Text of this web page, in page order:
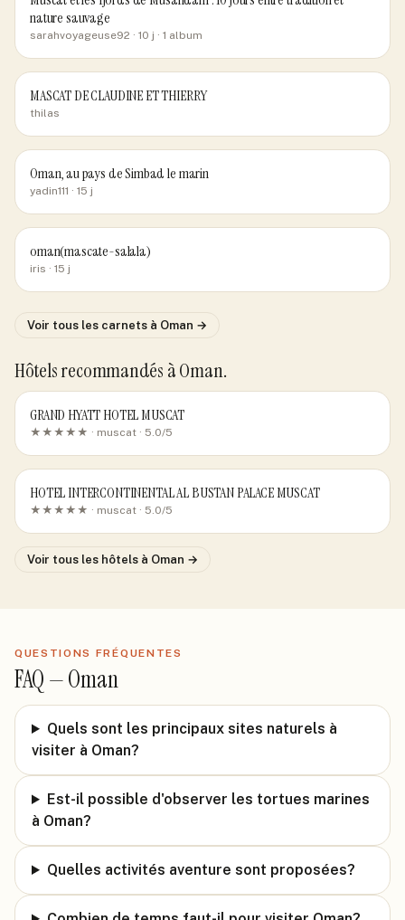
nature sauvage
sarahvoyageuse92 · 10 j · 1 album
MASCAT DE CLAUDINE ET THIERRY
thilas
Oman, au pays de Simbad le marin
yadin111 · 15 j
oman(mascate-salala)
iris · 15 j
Voir tous les carnets à Oman →
Hôtels recommandés à Oman.
GRAND HYATT HOTEL MUSCAT
★★★★★ · muscat · 5.0/5
HOTEL INTERCONTINENTAL AL BUSTAN PALACE MUSCAT
★★★★★ · muscat · 5.0/5
Voir tous les hôtels à Oman →
QUESTIONS FRÉQUENTES
FAQ —Oman
Quels sont les principaux sites naturels à
visiter à Oman?
Est-il possible d'observer les tortues marines
à Oman?
Quelles activités aventure sont proposées?